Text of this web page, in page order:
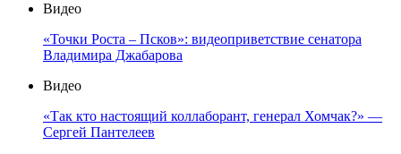
Видео
«Точки Роста – Псков»: видеоприветствие сенатора
Владимира Джабарова
Видео
«Так кто настоящий коллаборант, генерал Хомчак?» —
Сергей Пантелеев